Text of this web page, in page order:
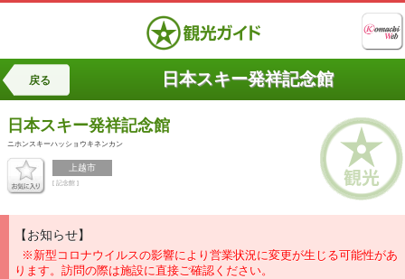
戻る 日本スキー発祥記念館
日本スキー発祥記念館
ニホンスキーハッショウキネンカン
上越市
[ 記念館 ]
【お知らせ】
※新型コロナウイルスの影響により営業状況に変更が生じる可能性があ
ります。訪問の際は施設に直接ご確認ください。